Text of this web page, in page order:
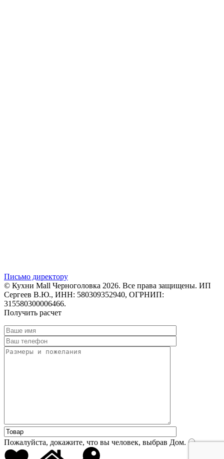
Письмо директору
© Кухни Mall Черноголовка 2026. Все права защищены. ИП
Сергеев В.Ю., ИНН: 580309352940, ОГРНИП:
315580300006466.
Получить расчет
Пожалуйста, докажите, что вы человек, выбрав Дом.